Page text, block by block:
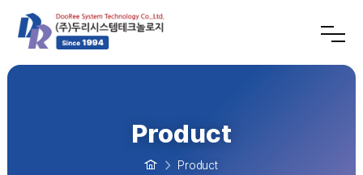
Product
Product